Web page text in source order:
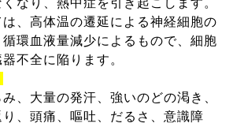
、高体温の遷延による神経細胞の
環血液量減少によるもので、細胞
不全に陥ります。
、大量の発汗、強いのどの渇き、
、頭痛、嘔吐、だるさ、意識障